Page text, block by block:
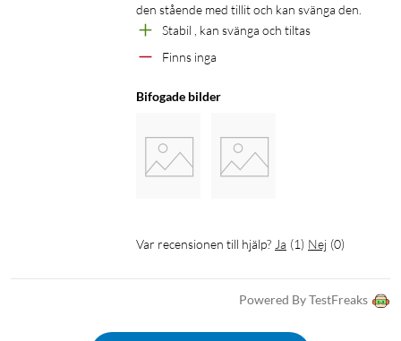
den stående med tillit och kan svänga den.
Stabil , kan svänga och tiltas
Finns inga
Bifogade bilder
Var recensionen till hjälp? Ja (1) Nej (0)
Powered By TestFreaks